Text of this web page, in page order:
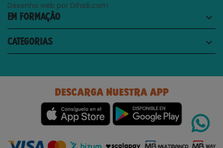
Desenho web por Difadi.com
EM FORMAÇÃO keyboard_arrow_down
CATEGORIAS keyboard_arrow_down
DESCARGA NUESTRA APP